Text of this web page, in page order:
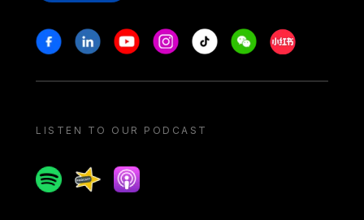
Stay in touch
FacebookLinkedinYoutubeInstagram
Tiktok WeechatXiaohongshu/
LISTEN TO OUR PODCAST
SpotifySpreakerApple podcast